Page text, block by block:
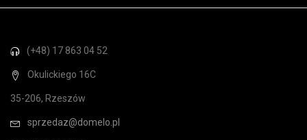
(+48) 17 863 04 52
Okulickiego 16C
35-206, Rzeszów
sprzedaz@domelo.pl